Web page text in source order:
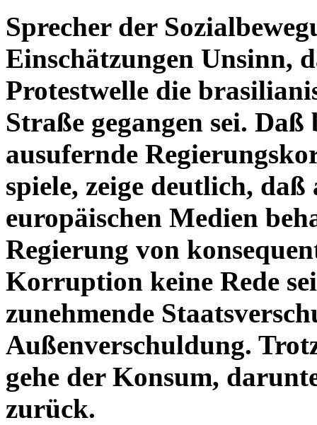
Sprecher der
Einschätzungen Unsinn,
Protestwelle die
Straße gegangen sei.
ausufernde
spiele, zeige deutlich, daß
europäischen Medien
Regierung von
Korruption keine Rede
zunehmende
Außenverschuldung.
gehe der Konsum,
zurück.